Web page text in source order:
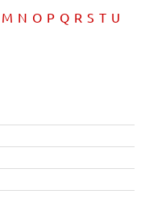
M N O P Q R S T U